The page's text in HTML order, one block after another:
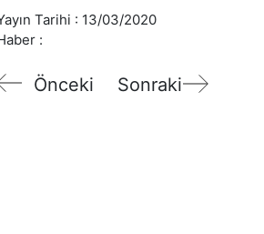
Tarihi : 13/03/2020
:
Önceki Sonraki